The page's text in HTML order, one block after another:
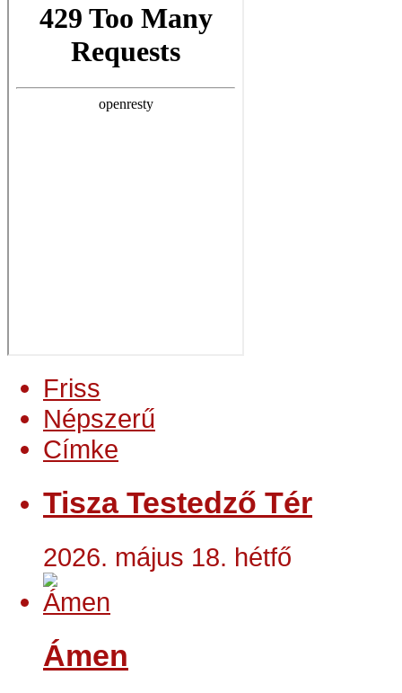
Friss
Népszerű
Címke
Tisza Testedző Tér
2026. május 18. hétfő
Ámen